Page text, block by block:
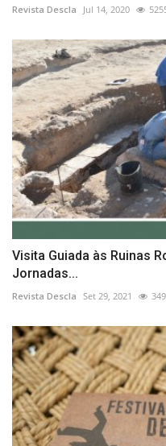
Revista Descla Jul 14, 2020
Visita Guiada às Ruinas
Jornadas...
Revista Descla Set 29, 2021